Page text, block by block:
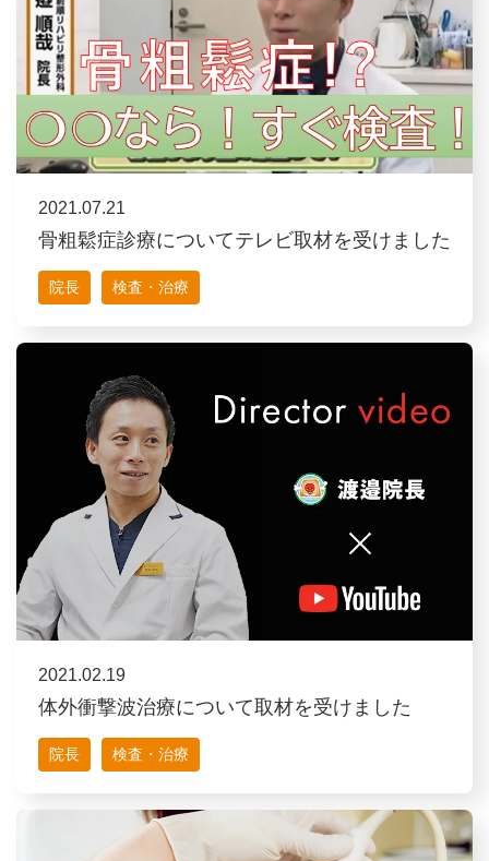
2021.07.21
骨粗鬆症診療についてテレビ取材を受けました
院長 検査・治療
2021.02.19
体外衝撃波治療について取材を受けました
院長 検査・治療